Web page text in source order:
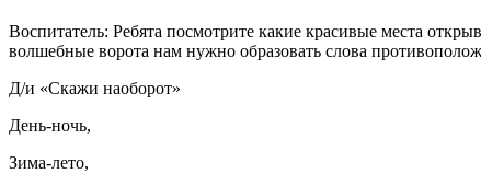
Воспитатель: Ребята посмотрите какие красивые места
волшебные ворота нам нужно образовать слова
Д/и «Скажи наоборот»
День-ночь,
Зима-лето,